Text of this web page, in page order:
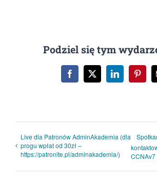
Podziel się tym
Facebook
X LinkedIn
Live dla Patronów AdminAkademia (dla
progu wpłat od 30zł –
https://patronite.pl/adminakademia/)
CCNAv7